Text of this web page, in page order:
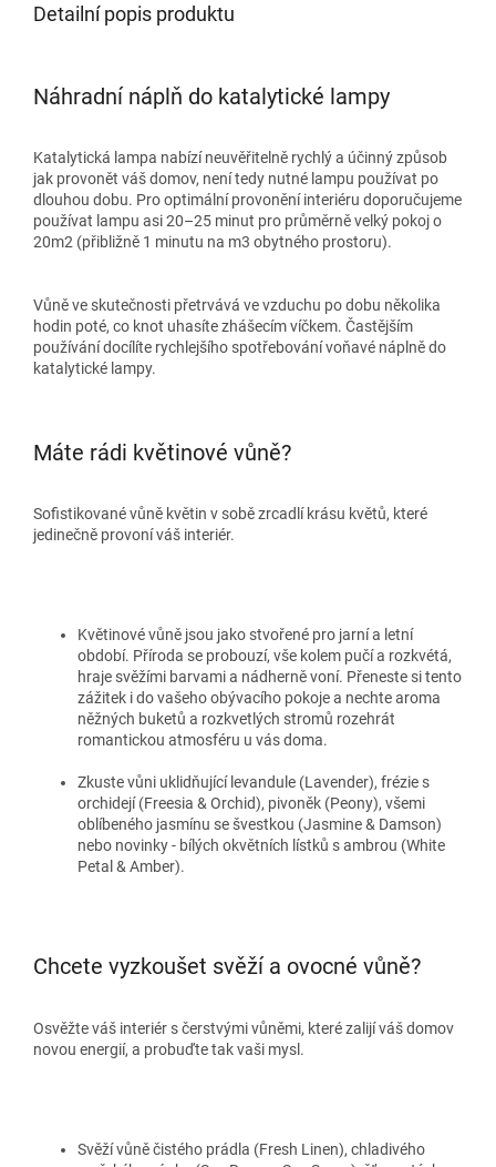
Detailní popis produktu
Náhradní náplň do katalytické lampy
Katalytická lampa nabízí neuvěřitelně rychlý a účinný způsob
jak provonět váš domov, není tedy nutné lampu používat po
dlouhou dobu. Pro optimální provonění interiéru doporučujeme
používat lampu asi 20–25 minut pro průměrně velký pokoj o
20m2 (přibližně 1 minutu na m3 obytného prostoru).
Vůně ve skutečnosti přetrvává ve vzduchu po dobu několika
hodin poté, co knot uhasíte zhášecím víčkem. Častějším
používání docílíte rychlejšího spotřebování voňavé náplně do
katalytické lampy.
Máte rádi květinové vůně?
Sofistikované vůně květin v sobě zrcadlí krásu květů, které
jedinečně provoní váš interiér.
Květinové vůně jsou jako stvořené pro jarní a letní
období. Příroda se probouzí, vše kolem pučí a rozkvétá,
hraje svěžími barvami a nádherně voní. Přeneste si tento
zážitek i do vašeho obývacího pokoje a nechte aroma
něžných buketů a rozkvetlých stromů rozehrát
romantickou atmosféru u vás doma.
Zkuste vůni uklidňující levandule (Lavender), frézie s
orchidejí (Freesia & Orchid), pivoněk (Peony), všemi
oblíbeného jasmínu se švestkou (Jasmine & Damson)
nebo novinky - bílých okvětních lístků s ambrou (White
Petal & Amber).
Chcete vyzkoušet svěží a ovocné vůně?
Osvěžte váš interiér s čerstvými vůněmi, které zalijí váš domov
novou energií, a probuďte tak vaši mysl.
Svěží vůně čistého prádla (Fresh Linen), chladivého